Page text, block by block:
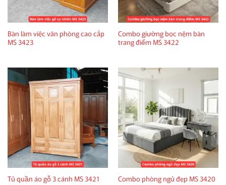
Bàn làm việc văn phòng cao cấp
MS 3423
Combo giường bọc nệm bàn
trang điểm MS 3422
Tủ quần áo gỗ 3 cánh MS 3421 Combo phòng ngủ đẹp MS 3420